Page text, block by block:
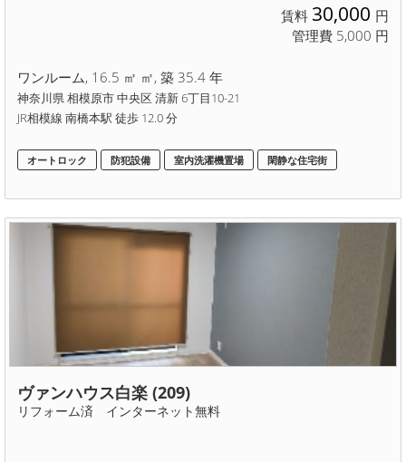
賃料 30,000 円
管理費 5,000 円
ワンルーム, 16.5 ㎡ ㎡, 築 35.4 年
神奈川県 相模原市 中央区 清新 6丁目10-21
JR相模線 南橋本駅 徒歩 12.0 分
オートロック 防犯設備 室内洗濯機置場 閑静な住宅街
ヴァンハウス白楽 (209)
リフォーム済 インターネット無料